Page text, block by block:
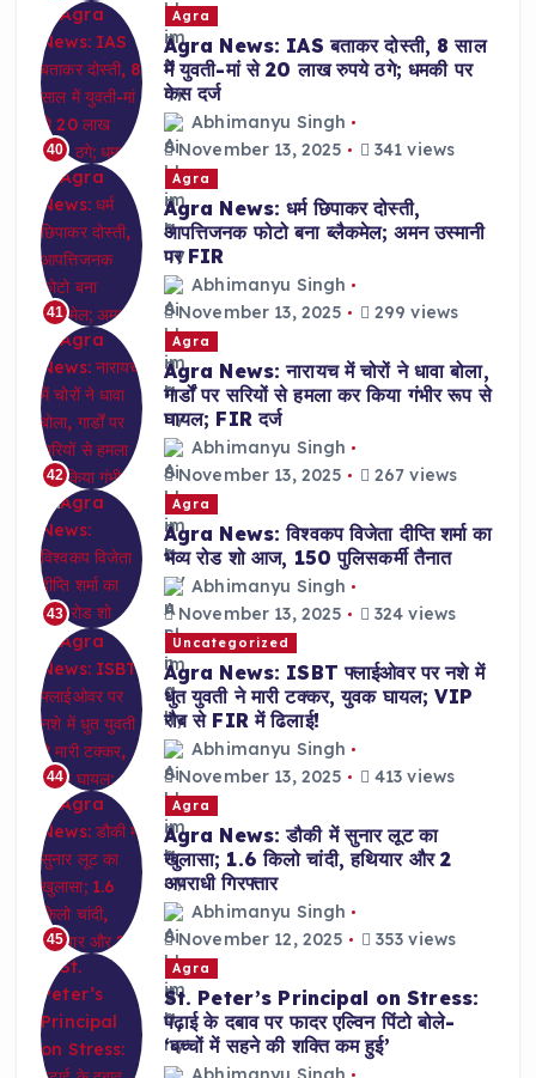
40
Agra
Agra News: IAS बताकर दोस्ती, 8 साल
में युवती-मां से 20 लाख रुपये ठगे; धमकी पर
केस दर्ज
Abhimanyu Singh
November 13, 2025
341 views
41
Agra
Agra News: धर्म छिपाकर दोस्ती,
आपत्तिजनक फोटो बना ब्लैकमेल; अमन उस्मानी
पर FIR
Abhimanyu Singh
November 13, 2025
299 views
42
Agra
Agra News: नारायच में चोरों ने धावा बोला,
गार्डों पर सरियों से हमला कर किया गंभीर रूप से
घायल; FIR दर्ज
Abhimanyu Singh
November 13, 2025
267 views
43
Agra
Agra News: विश्वकप विजेता दीप्ति शर्मा का
भव्य रोड शो आज, 150 पुलिसकर्मी तैनात
Abhimanyu Singh
November 13, 2025
324 views
44
Uncategorized
Agra News: ISBT फ्लाईओवर पर नशे में
धुत युवती ने मारी टक्कर, युवक घायल; VIP
रौब से FIR में ढिलाई!
Abhimanyu Singh
November 13, 2025
413 views
45
Agra
Agra News: डौकी में सुनार लूट का
खुलासा; 1.6 किलो चांदी, हथियार और 2
अपराधी गिरफ्तार
Abhimanyu Singh
November 12, 2025
353 views
Agra
St. Peter’s Principal on Stress:
पढ़ाई के दबाव पर फादर एल्विन पिंटो बोले-
‘बच्चों में सहने की शक्ति कम हुई’